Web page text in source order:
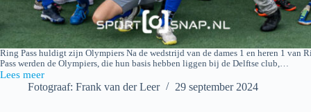
Ring Pass huldigt zijn Olympiers Na de wedstrijd van de dames 1 en heren 1 van
Pass werden de Olympiers, die hun basis hebben liggen bij de Delftse club,…
Lees meer
Ring
Fotograaf: Frank van der Leer 29 september 2024